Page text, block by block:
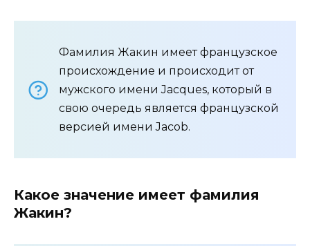
Фамилия Жакин имеет французское
происхождение и происходит от
мужского имени Jacques, который в
свою очередь является французской
версией имени Jacob.
Какое значение имеет фамилия
Жакин?